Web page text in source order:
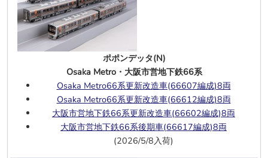
エンドウ(J)
キハ65 一般色(M)
6/26
TOMIX(N)
225系100番台(びわこおおつ紫式部と
れいん)6両
24系【あけぼの】7両
オハネフ24 0形(白帯・青森車両センタ
ー) 増結用
オハネ24 0形(白帯・青森車両センター)
ポポンデッタ(N)
Osaka Metro・大阪市営地下鉄66系
Osaka Metro66系更新改造車(66607編成)8両
Osaka Metro66系更新改造車(66612編成)8両
大阪市営地下鉄66系更新改造車(66602編成)8両
大阪市営地下鉄66系後期車(66617編成)8両
(2026/5/8入荷)